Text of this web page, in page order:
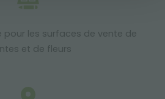
pour les surfaces de vente de
et de fleurs